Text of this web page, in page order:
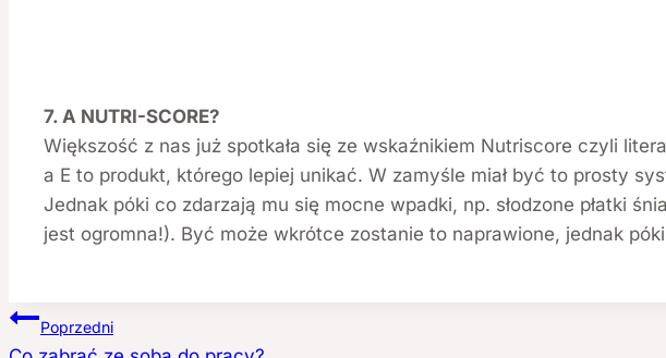
7. A NUTRI-SCORE?
Większość z nas już spotkała się ze wskaźnikiem Nutriscore czyli
a E to produkt, którego lepiej unikać. W zamyśle miał być to prosty
Jednak póki co zdarzają mu się mocne wpadki, np. słodzone płatki
jest ogromna!). Być może wkrótce zostanie to naprawione, jednak
Nawigacja
Poprzedni